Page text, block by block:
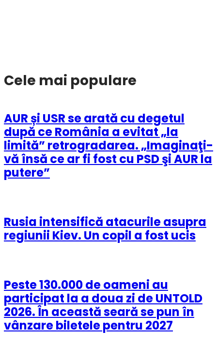
Cele mai populare
AUR și USR se arată cu degetul
după ce România a evitat „la
limită” retrogradarea. „Imaginaţi-
vă însă ce ar fi fost cu PSD şi AUR la
putere”
Rusia intensifică atacurile asupra
regiunii Kiev. Un copil a fost ucis
Peste 130.000 de oameni au
participat la a doua zi de UNTOLD
2026. În această seară se pun în
vânzare biletele pentru 2027